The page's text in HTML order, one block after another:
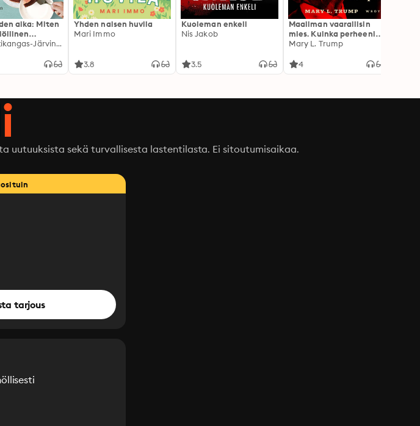
aika: Miten
sai
Liisa Keltikangas-Järvinen
Yhden naisen huvila
Mari Immo
3.8
Kuoleman enkeli
Nis Jakob
3.5
Maailman vaarallisin
mies. Kuinka perheeni
loi Donald Trumpin
Mary L. Trump
4
sekä turvallisesta lastentilasta. Ei sitoutumisaikaa.
tarjous